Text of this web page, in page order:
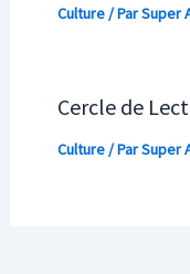
Culture/ ParSuper
Cercle de
Culture/ ParSuper